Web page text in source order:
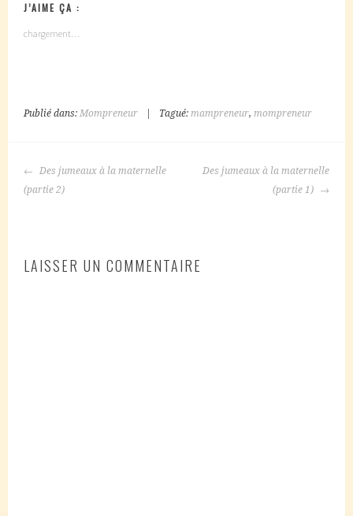
J’AIME ÇA :
chargement…
Publié dans:Mompreneur Tagué:mampreneur,mompreneur
NAVIGATION
DES
Des jumeaux à la maternelle
(partie 2)
Des jumeaux à la maternelle
(partie 1)
LAISSER UN COMMENTAIRE